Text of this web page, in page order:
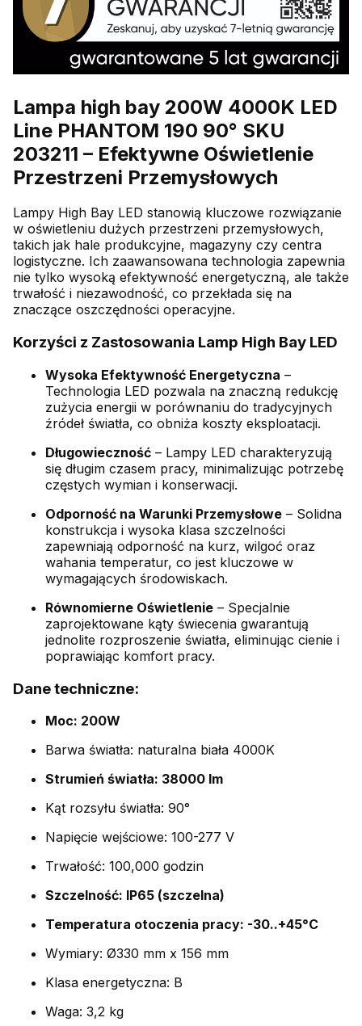
Lampa high bay 200W 4000K LED
Line PHANTOM 190 90° SKU
203211 – Efektywne Oświetlenie
Przestrzeni Przemysłowych
Lampy High Bay LED stanowią kluczowe rozwiązanie
w oświetleniu dużych przestrzeni przemysłowych,
takich jak hale produkcyjne, magazyny czy centra
logistyczne. Ich zaawansowana technologia zapewnia
nie tylko wysoką efektywność energetyczną, ale także
trwałość i niezawodność, co przekłada się na
znaczące oszczędności operacyjne.
Korzyści z Zastosowania Lamp High Bay LED
Wysoka Efektywność Energetyczna –
Technologia LED pozwala na znaczną redukcję
zużycia energii w porównaniu do tradycyjnych
źródeł światła, co obniża koszty eksploatacji.
Długowieczność – Lampy LED charakteryzują
się długim czasem pracy, minimalizując potrzebę
częstych wymian i konserwacji.
Odporność na Warunki Przemysłowe – Solidna
konstrukcja i wysoka klasa szczelności
zapewniają odporność na kurz, wilgoć oraz
wahania temperatur, co jest kluczowe w
wymagających środowiskach.
Równomierne Oświetlenie – Specjalnie
zaprojektowane kąty świecenia gwarantują
jednolite rozproszenie światła, eliminując cienie i
poprawiając komfort pracy.
Dane techniczne:
Moc: 200W
Barwa światła: naturalna biała 4000K
Strumień światła: 38000 lm
Kąt rozsyłu światła: 90°
Napięcie wejściowe: 100-277 V
Trwałość: 100,000 godzin
Szczelność: IP65 (szczelna)
Temperatura otoczenia pracy: -30..+45°C
Wymiary: Ø330 mm x 156 mm
Klasa energetyczna: B
Waga: 3,2 kg